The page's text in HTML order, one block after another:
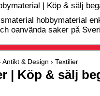
| Köp & sälj
hobbymaterial
oanvända saker på
& Design › Textilier
| Köp & sälj